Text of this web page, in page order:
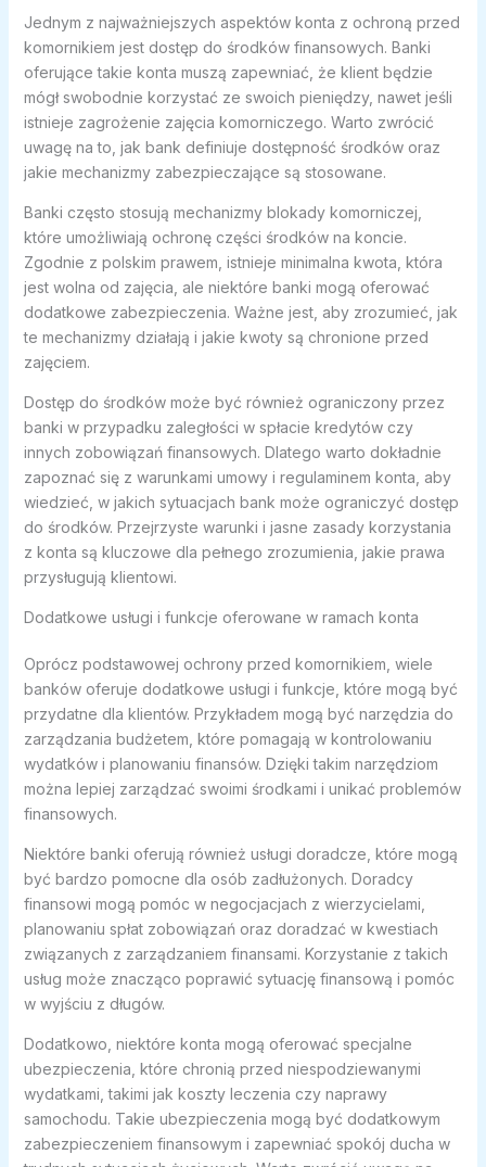
Jednym z najważniejszych aspektów konta z ochroną przed
komornikiem jest dostęp do środków finansowych. Banki
oferujące takie konta muszą zapewniać, że klient będzie
mógł swobodnie korzystać ze swoich pieniędzy, nawet jeśli
istnieje zagrożenie zajęcia komorniczego. Warto zwrócić
uwagę na to, jak bank definiuje dostępność środków oraz
jakie mechanizmy zabezpieczające są stosowane.
Banki często stosują mechanizmy blokady komorniczej,
które umożliwiają ochronę części środków na koncie.
Zgodnie z polskim prawem, istnieje minimalna kwota, która
jest wolna od zajęcia, ale niektóre banki mogą oferować
dodatkowe zabezpieczenia. Ważne jest, aby zrozumieć, jak
te mechanizmy działają i jakie kwoty są chronione przed
zajęciem.
Dostęp do środków może być również ograniczony przez
banki w przypadku zaległości w spłacie kredytów czy
innych zobowiązań finansowych. Dlatego warto dokładnie
zapoznać się z warunkami umowy i regulaminem konta, aby
wiedzieć, w jakich sytuacjach bank może ograniczyć dostęp
do środków. Przejrzyste warunki i jasne zasady korzystania
z konta są kluczowe dla pełnego zrozumienia, jakie prawa
przysługują klientowi.
Dodatkowe usługi i funkcje oferowane w ramach konta
Oprócz podstawowej ochrony przed komornikiem, wiele
banków oferuje dodatkowe usługi i funkcje, które mogą być
przydatne dla klientów. Przykładem mogą być narzędzia do
zarządzania budżetem, które pomagają w kontrolowaniu
wydatków i planowaniu finansów. Dzięki takim narzędziom
można lepiej zarządzać swoimi środkami i unikać problemów
finansowych.
Niektóre banki oferują również usługi doradcze, które mogą
być bardzo pomocne dla osób zadłużonych. Doradcy
finansowi mogą pomóc w negocjacjach z wierzycielami,
planowaniu spłat zobowiązań oraz doradzać w kwestiach
związanych z zarządzaniem finansami. Korzystanie z takich
usług może znacząco poprawić sytuację finansową i pomóc
w wyjściu z długów.
Dodatkowo, niektóre konta mogą oferować specjalne
ubezpieczenia, które chronią przed niespodziewanymi
wydatkami, takimi jak koszty leczenia czy naprawy
samochodu. Takie ubezpieczenia mogą być dodatkowym
zabezpieczeniem finansowym i zapewniać spokój ducha w